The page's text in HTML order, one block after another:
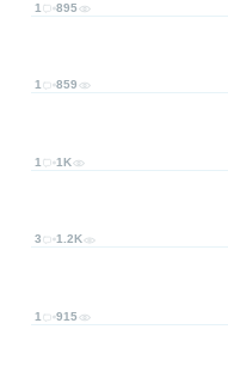
1 895
1 859
1 1K
3 1.2K
1 915